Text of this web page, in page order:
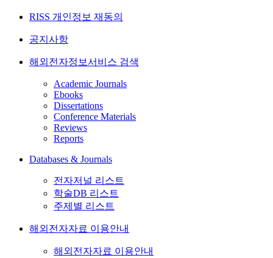
RISS 개인정보 재동의
공지사항
해외전자정보서비스 검색
Academic Journals
Ebooks
Dissertations
Conference Materials
Reviews
Reports
Databases & Journals
전자저널 리스트
학술DB 리스트
주제별 리스트
해외전자자료 이용안내
해외전자자료 이용안내